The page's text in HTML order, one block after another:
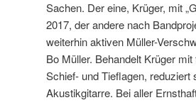
Sachen. Der eine, Krüger, mit
2017, der andere nach
weiterhin aktiven Müller-
Bo Müller. Behandelt Krüger
Schief- und Tieflagen,
Akustikgitarre. Bei aller